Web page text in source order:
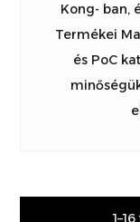
Kong- ban,
Termékei
és PoC